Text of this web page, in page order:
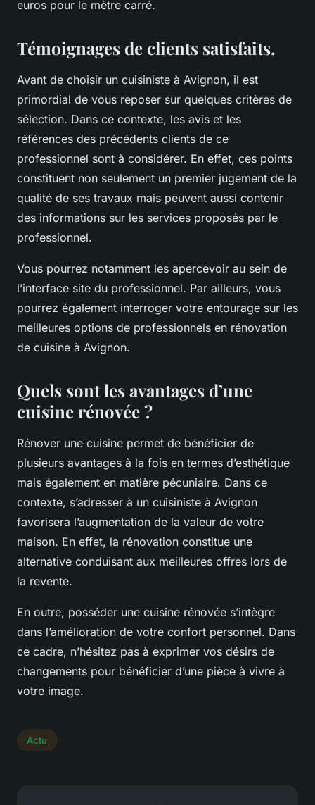
euros pour le mètre carré.
Témoignages de clients satisfaits.
Avant de choisir un cuisiniste à Avignon, il est
primordial de vous reposer sur quelques critères de
sélection. Dans ce contexte, les avis et les
références des précédents clients de ce
professionnel sont à considérer. En effet, ces points
constituent non seulement un premier jugement de la
qualité de ses travaux mais peuvent aussi contenir
des informations sur les services proposés par le
professionnel.
Vous pourrez notamment les apercevoir au sein de
l’interface site du professionnel. Par ailleurs, vous
pourrez également interroger votre entourage sur les
meilleures options de professionnels en rénovation
de cuisine à Avignon.
Quels sont les avantages d’une
cuisine rénovée ?
Rénover une cuisine permet de bénéficier de
plusieurs avantages à la fois en termes d’esthétique
mais également en matière pécuniaire. Dans ce
contexte, s’adresser à un cuisiniste à Avignon
favorisera l’augmentation de la valeur de votre
maison. En effet, la rénovation constitue une
alternative conduisant aux meilleures offres lors de
la revente.
En outre, posséder une cuisine rénovée s’intègre
dans l’amélioration de votre confort personnel. Dans
ce cadre, n’hésitez pas à exprimer vos désirs de
changements pour bénéficier d’une pièce à vivre à
votre image.
Actu